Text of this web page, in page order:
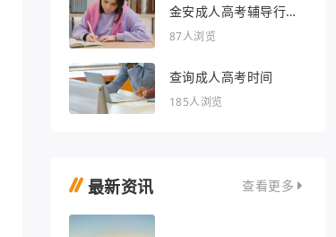
金安成人高考辅导行业
的文章
87人浏览
查询成人高考时间
185人浏览
最新资讯 查看更多